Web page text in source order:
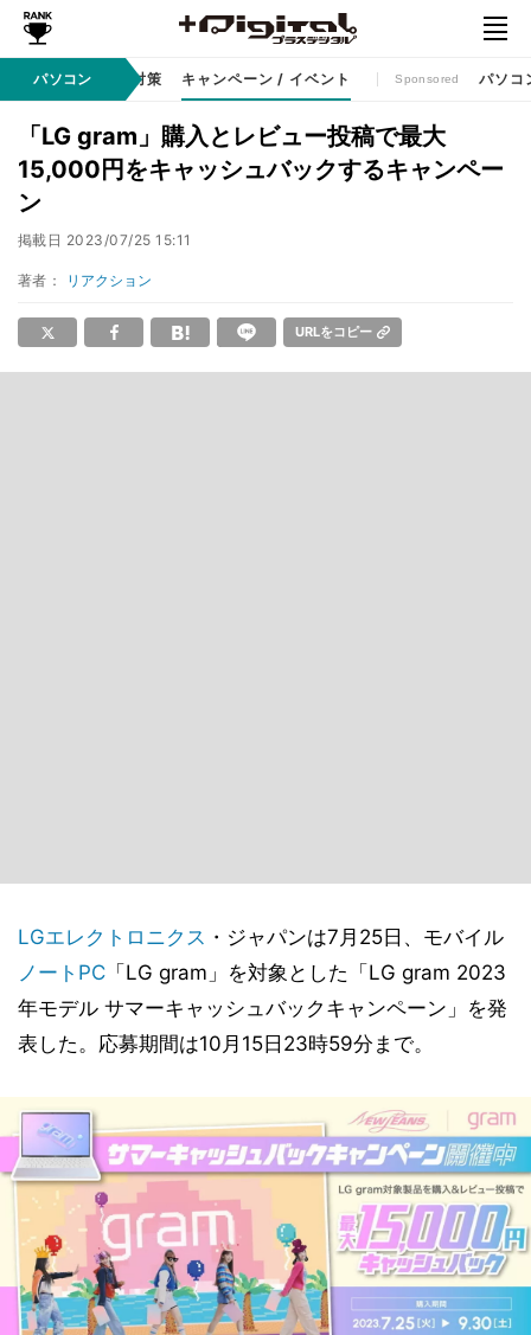
パソコン
セキュリティ対策 キャンペーン / イベント Sponsored パソコ
「LG gram」購入とレビュー投稿で最大
15,000円をキャッシュバックするキャンペー
ン
掲載日 2023/07/25 15:11
著者： リアクション
URLをコピー
LGエレクトロニクス ・ジャパンは7月25日、モバイル
ノートPC 「LG gram」を対象とした「LG gram 2023
年モデル サマーキャッシュバックキャンペーン」を発
表した。応募期間は10月15日23時59分まで。